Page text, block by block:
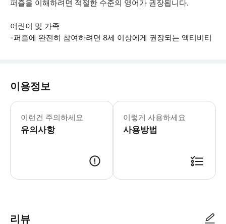
퍼즐을 이해하려면 적절한 수준의 영어가 권장됩니다.
어린이 및 가족
-퍼즐에 완전히 참여하려면 8세 이상에게 권장되는 액티비티
이용정보
이런건 주의하세요
유의사항
- 보물찾기 여정: 판테온, 소르본, 클
이렇게 사용하세요
사용방법
리뷰